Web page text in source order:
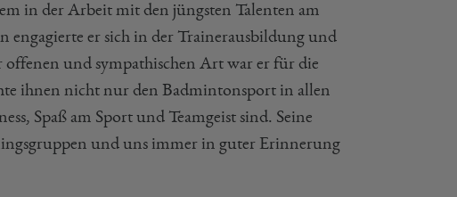
in der Arbeit mit den jüngsten Talenten am
er sich in der Trainerausbildung und
und sympathischen Art war er für die
ihnen nicht nur den Badmintonsport in allen
Spaß am Sport und Teamgeist sind. Seine
und uns immer in guter Erinnerung